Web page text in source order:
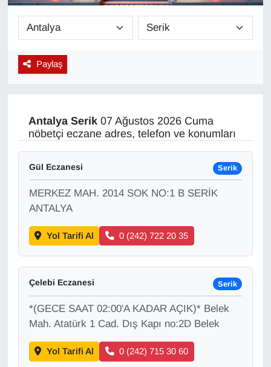
Paylaş
Antalya Serik07 Ağustos 2026 Cuma
nöbetçi eczane adres, telefon ve konumları
Gül Eczanesi Serik
MERKEZ MAH. 2014 SOK NO:1 B SERİK
ANTALYA
Yol Tarifi Al 0 (242) 722 20 35
Çelebi Eczanesi Serik
*(GECE SAAT 02:00'A KADAR AÇIK)* Belek
Mah. Atatürk 1 Cad. Dış Kapı no:2D Belek
Yol Tarifi Al 0 (242) 715 30 60
Diğer
DÜNYA
EKONOMİ
Eleman
En çok konuşulanlar
GENEL
Güncel
Gündem
Haber
HABERDE İNSAN